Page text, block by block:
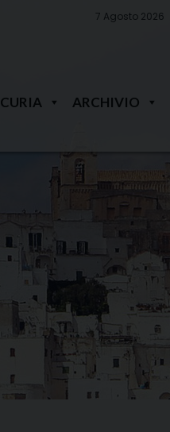
7 Agosto 2026
CURIA ARCHIVIO